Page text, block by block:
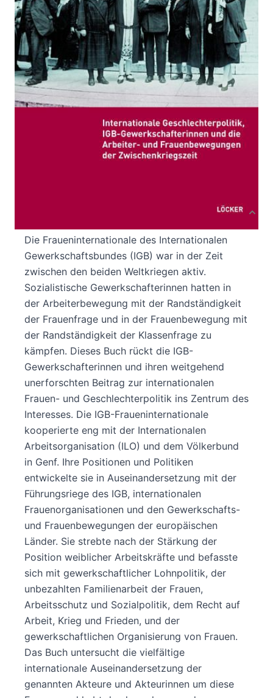
VonSusan Zimmermann
Verlag: Löcker 22.02.2021
Buch 720 Seiten
Klappenbroschur
ISBN: 978-3-99098-
026-2
Bibliografische Daten
Die Fraueninternationale des Internationalen
Gewerkschaftsbundes (IGB) war in der Zeit
zwischen den beiden Weltkriegen aktiv.
Sozialistische Gewerkschafterinnen hatten in
der Arbeiterbewegung mit der Randständigkeit
der Frauenfrage und in der Frauenbewegung mit
der Randständigkeit der Klassenfrage zu
kämpfen. Dieses Buch rückt die IGB-
Gewerkschafterinnen und ihren weitgehend
unerforschten Beitrag zur internationalen
Frauen- und Geschlechterpolitik ins Zentrum des
Interesses. Die IGB-Fraueninternationale
kooperierte eng mit der Internationalen
Arbeitsorganisation (ILO) und dem Völkerbund
in Genf. Ihre Positionen und Politiken
entwickelte sie in Auseinandersetzung mit der
Führungsriege des IGB, internationalen
Frauenorganisationen und den Gewerkschafts-
und Frauenbewegungen der europäischen
Länder. Sie strebte nach der Stärkung der
Position weiblicher Arbeitskräfte und befasste
sich mit gewerkschaftlicher Lohnpolitik, der
unbezahlten Familienarbeit der Frauen,
Arbeitsschutz und Sozialpolitik, dem Recht auf
Arbeit, Krieg und Frieden, und der
gewerkschaftlichen Organisierung von Frauen.
Das Buch untersucht die vielfältige
internationale Auseinandersetzung der
genannten Akteure und Akteurinnen um diese